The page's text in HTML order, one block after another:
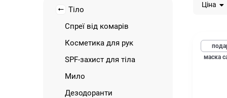
Ціна
маска
Тіло
Спреї від комарів
Косметика для рук
SPF-захист для тіла
Мило
Дезодоранти